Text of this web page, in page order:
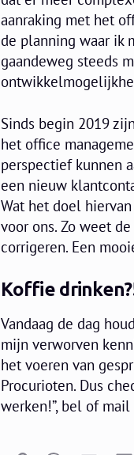
aanraking met het
de planning waar ik
gaandeweg steeds
Sinds begin 2019
het office
perspectief kunnen
een nieuw
Wat het doel
voor ons. Zo weet
corrigeren. Een
Koffie
Vandaag de dag
mijn verworven
het voeren van
Procurioten. Dus
werken!”, bel of